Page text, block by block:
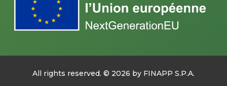
All rights reserved. © 2026 by FINAPP S.P.A.